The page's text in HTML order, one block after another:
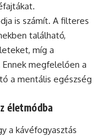
is számít. A filteres
található,
míg a
megfelelően a
a mentális egészség
életmódba
a kávéfogyasztás